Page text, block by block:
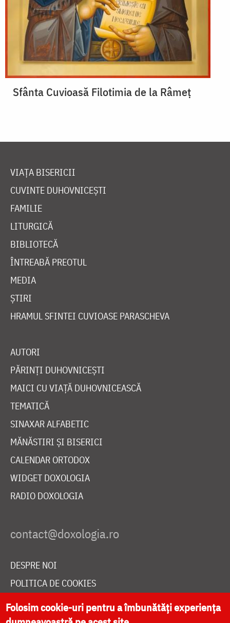
Sfânta Cuvioasă Filotimia de la Râmeț
VIAȚA BISERICII
CUVINTE DUHOVNICEȘTI
FAMILIE
LITURGICĂ
BIBLIOTECĂ
ÎNTREABĂ PREOTUL
MEDIA
ȘTIRI
HRAMUL SFINTEI CUVIOASE PARASCHEVA
AUTORI
PĂRINȚI DUHOVNICEȘTI
MAICI CU VIAȚĂ DUHOVNICEASCĂ
TEMATICĂ
SINAXAR ALFABETIC
MĂNĂSTIRI ȘI BISERICI
CALENDAR ORTODOX
WIDGET DOXOLOGIA
RADIO DOXOLOGIA
DESPRE NOI
POLITICA DE COOKIES
DONEAZĂ ONLINE PENTRU CATEDRALA NAȚIONALĂ
Folosim cookie-uri pentru a îmbunătăți experiența